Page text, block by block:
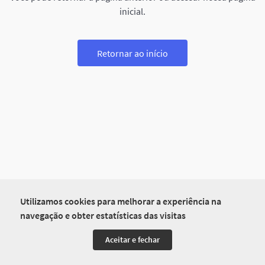
Utilizamos cookies para melhorar a experiência na
navegação e obter estatísticas das visitas
Aceitar e fechar
inicial.
Retornar ao início